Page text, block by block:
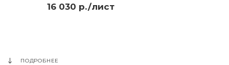
16 030 р./лист
ПОДРОБНЕЕ